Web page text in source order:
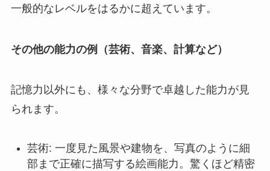
一般的なレベルをはるかに超えています。
その他の能力の例（芸術、音楽、計算など）
記憶力以外にも、様々な分野で卓越した能力が見
られます。
芸術: 一度見た風景や建物を、写真のように細
部まで正確に描写する絵画能力。驚くほど精密